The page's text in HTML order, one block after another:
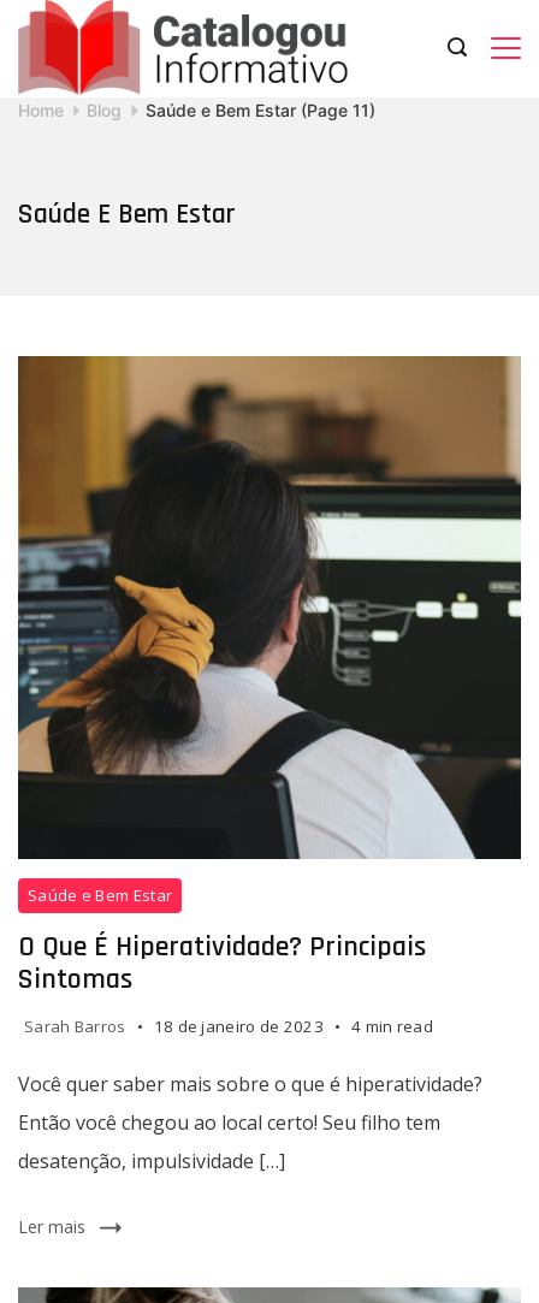
Skip
content
Catalogou
Home Blog Saúde e Bem Estar(Page 11)
Saúde E Bem Estar
o
que
é
hiperatividade
Saúde e Bem Estar
O Que É Hiperatividade? Principais
Sintomas
Sarah Barros 18 de janeiro de 2023 4 min read
Você quer saber mais sobre o que é hiperatividade?
Então você chegou ao local certo! Seu filho tem
desatenção, impulsividade […]
Ler mais